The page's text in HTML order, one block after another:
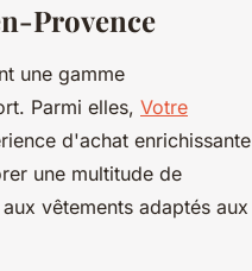
Provence
une gamme
Parmi elles, Votre
d'achat enrichissante
une multitude de
vêtements adaptés aux